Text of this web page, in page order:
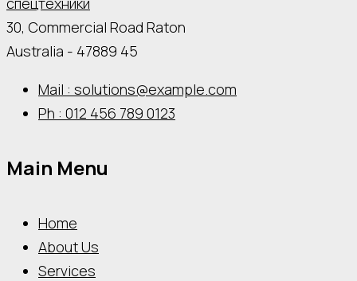
30, Commercial Road Raton
Australia - 47889 45
Mail : solutions@example.com
Ph : 012 456 789 0123
Main Menu
Home
About Us
Services